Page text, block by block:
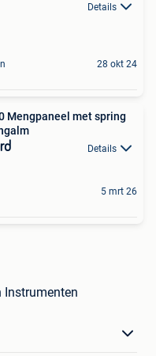
Details
28 okt 24
Mengpaneel met spring
Details
5 mrt 26
Instrumenten